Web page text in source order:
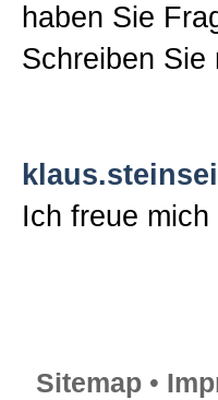
haben Sie
Schreiben Sie
Ich freue
Sitemap •